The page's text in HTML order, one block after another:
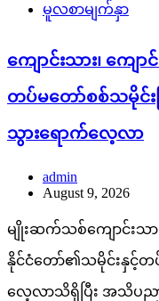
မူလစာမျက်နှာ
ကျောင်းသား၊ ကျော
တပ်မတော်စစ်သမိုင်
သွားရောက်လေ့လာ
admin
August 9, 2026
မျိုးဆက်သစ်ကျောင်းသာ
နိုင်ငံတော်၏သမိုင်းနှင့်တ
လေ့လာသိရှိပြီး အသိပညာ